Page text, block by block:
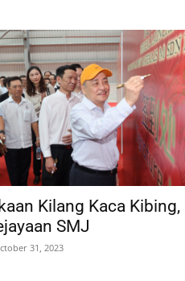
Kilang Kaca Kibing,
SMJ
31, 2023